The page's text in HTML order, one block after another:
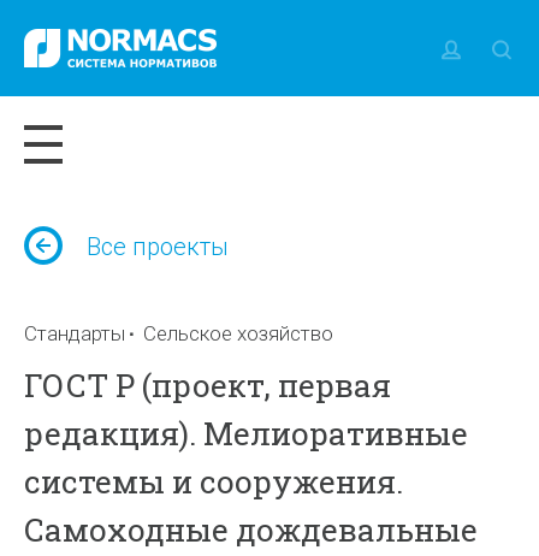
Все проекты
Стандарты Сельское хозяйство
ГОСТ Р (проект, первая
редакция). Мелиоративные
системы и сооружения.
Самоходные дождевальные